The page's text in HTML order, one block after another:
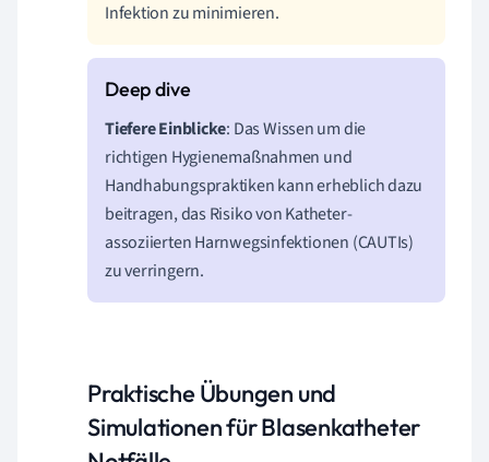
Infektion zu minimieren.
Tiefere Einblicke: Das Wissen um die
richtigen Hygienemaßnahmen und
Handhabungspraktiken kann erheblich dazu
beitragen, das Risiko von Katheter-
assoziierten Harnwegsinfektionen (CAUTIs)
zu verringern.
Praktische Übungen und
Simulationen für Blasenkatheter